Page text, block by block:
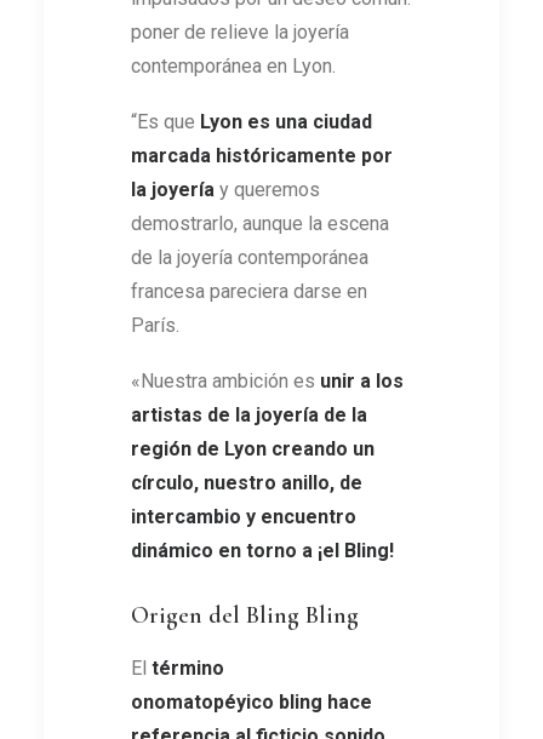
poner de relieve la joyería
contemporánea en Lyon.
“Es que Lyon es una ciudad
marcada históricamente por
la joyería y queremos
demostrarlo, aunque la escena
de la joyería contemporánea
francesa pareciera darse en
París.
«Nuestra ambición es unir a los
artistas de la joyería de la
región de Lyon creando un
círculo, nuestro anillo, de
intercambio y encuentro
dinámico en torno a ¡el Bling!
Origen del Bling Bling
El término
onomatopéyico bling hace